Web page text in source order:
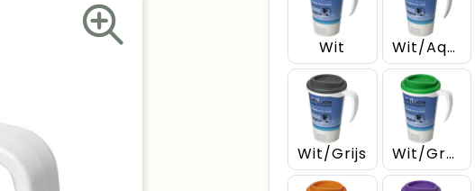
Wit Wit/Aqua
Wit/Grijs Wit/Groen